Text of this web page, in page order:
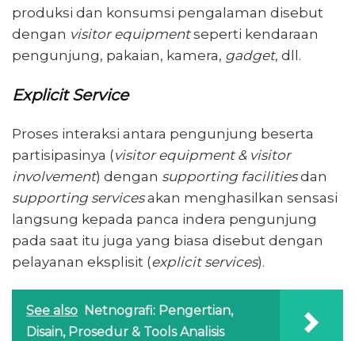
produksi dan konsumsi pengalaman disebut
dengan visitor equipmentseperti kendaraan
pengunjung, pakaian, kamera, gadget, dll.
Explicit Service
Proses interaksi antara pengunjung beserta
partisipasinya (visitor equipment & visitor
involvement) dengan supporting facilitiesdan
supporting servicesakan menghasilkan sensasi
langsung kepada panca indera pengunjung
pada saat itu juga yang biasa disebut dengan
pelayanan eksplisit (explicit services).
See also Netnografi: Pengertian,
Disain, Prosedur & Tools Analisis